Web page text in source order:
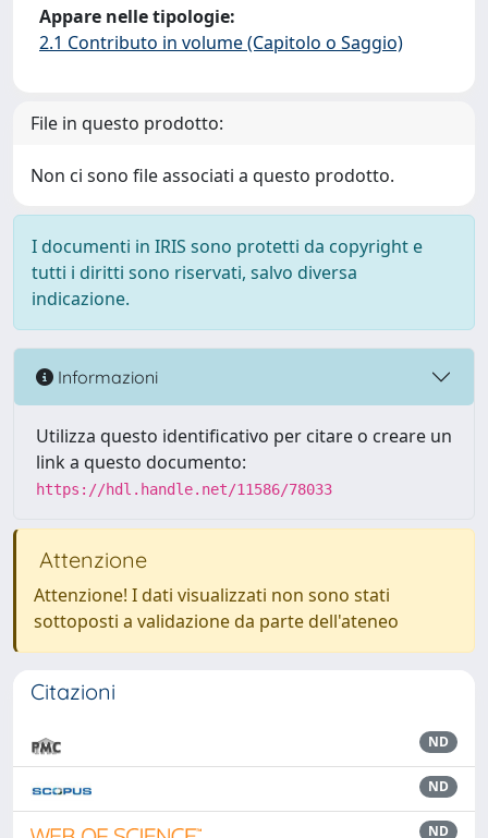
Appare nelle tipologie:
2.1 Contributo in volume (Capitolo o Saggio)
File in questo prodotto:
Non ci sono file associati a questo prodotto.
I documenti in IRIS sono protetti da copyright e
tutti i diritti sono riservati, salvo diversa
indicazione.
Informazioni
Utilizza questo identificativo per citare o creare un
link a questo documento:
https://hdl.handle.net/11586/78033
Attenzione
Attenzione! I dati visualizzati non sono stati
sottoposti a validazione da parte dell'ateneo
Citazioni
ND
ND
ND